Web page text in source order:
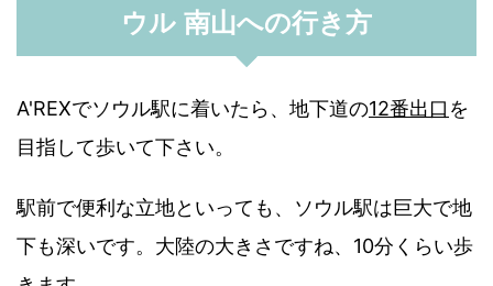
ウル 南山への行き方
A'REXでソウル駅に着いたら、地下道の12番出口 を
目指して歩いて下さい。
駅前で便利な立地といっても、ソウル駅は巨大で地
下も深いです。大陸の大きさですね、10分くらい歩